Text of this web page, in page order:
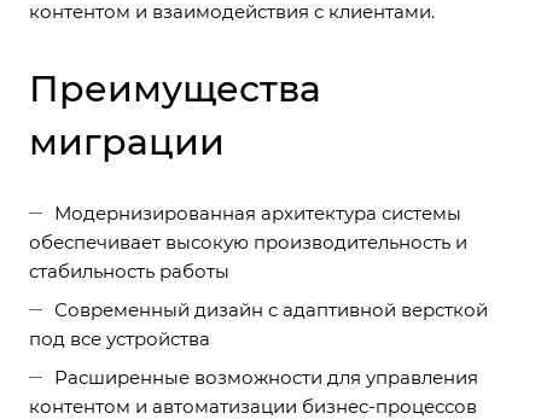
контентом и взаимодействия с клиентами.
Преимущества
миграции
Модернизированная архитектура системы
обеспечивает высокую производительность и
стабильность работы
Современный дизайн с адаптивной версткой
под все устройства
Расширенные возможности для управления
контентом и автоматизации бизнес-процессов